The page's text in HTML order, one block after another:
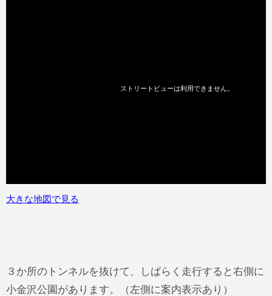
大きな地図で見る
３か所のトンネルを抜けて、しばらく走行すると右側に
小金沢公園があります。（左側に案内表示あり）